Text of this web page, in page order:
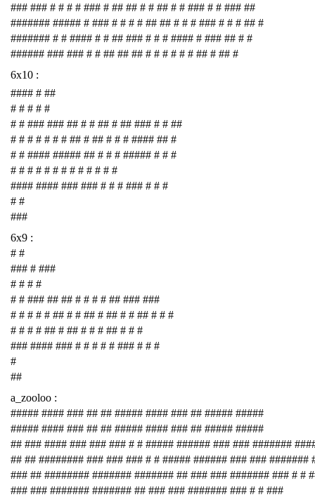
### ### # # # # ### # ## ## # # ## # # ### # # ### ##
####### ##### # ### # # # # ## ## # # # ### # # # ## #
####### # # #### # # ## ### # # # #### # ### ## # #
###### ### ### # # ## ## ## # # # # # # ## # ## #
6x10 :
#### # ##
# # # # #
# # ### ### ## # # ## # ## ### # # ##
# # # # # # # ## # ## # # # #### ## #
# # #### ##### ## # # # ##### # # #
# # # # # # # # # # # # #
#### #### ### ### # # # ### # # #
# #
###
6x9 :
# #
### # ###
# # # #
# # ### ## ## # # # # ## ### ###
# # # # # ## # # ## # ## # # ## # # #
# # # # ## # ## # # # ## # # #
### #### ### # # # # # ### # # #
#
##
a_zooloo :
##### #### ### ## ## ##### #### ### ## ##### #####
##### #### ### ## ## ##### #### ### ## ##### #####
## ### #### ### ### ### # # ##### ###### ### ### #######
## ## ######## ### ### ### # # ##### ###### ### ### #######
### ## ######## ####### ####### ## ### ### ####### ### # #
### ### ####### ####### ## ### ### ####### ### # # ###